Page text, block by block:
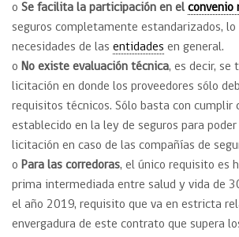
o Se facilita la participación en el convenio
seguros completamente estandarizados,
necesidades de las entidades en general.
o No existe evaluación técnica, es decir, se
licitación en donde los proveedores sólo
requisitos técnicos. Sólo basta con cumplir
establecido en la ley de seguros para
licitación en caso de las compañías de
o Para las corredoras, el único requisito es
prima intermediada entre salud y vida de
el año 2019, requisito que va en estricta
envergadura de este contrato que supera